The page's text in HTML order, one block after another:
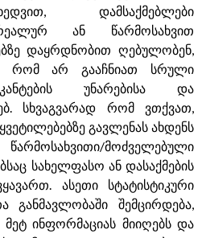
დამსაქმებლები
ან წარმოსახვით
დაყრდნობით ღებულობენ,
რომ არ გააჩნიათ სრული
უნარებისა და
სხვაგვარად რომ ვთქვათ,
გავლენას ახდენს
მოძველებული
სახელფასო ან დასაქმების
ასეთი სტატისტიკური
განმავლობაში შემცირდება,
ინფორმაციას მიიღებს და